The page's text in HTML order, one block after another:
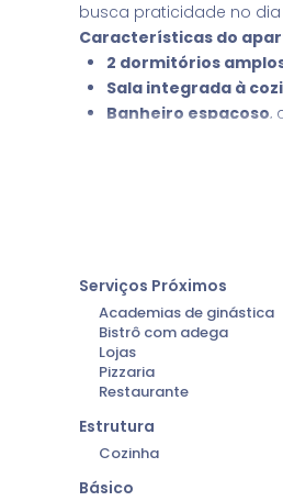
busca praticidade no dia
Características do
2 dormitórios
Sala integrada à
Banheiro espaçoso,
Localização
corredor comercial e de
academias e linhas de
Por que escolher este
Este é um imóvel ideal
para quem deseja
principais áreas da
Serviços Próximos
Academias de ginástica
Bistrô com adega
Lojas
Pizzaria
Restaurante
Estrutura
Cozinha
Básico